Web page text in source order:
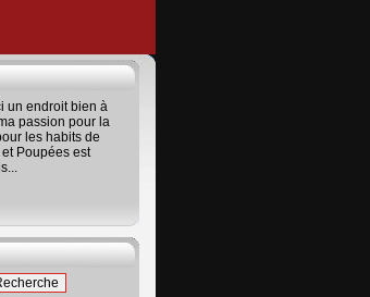
un endroit bien à
passion pour la
les habits de
Poupées est